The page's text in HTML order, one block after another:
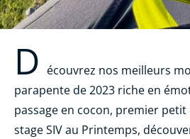
D écouvrez nos meilleurs
parapente de 2023 riche en
passage en cocon, premier petit
stage SIV au Printemps,